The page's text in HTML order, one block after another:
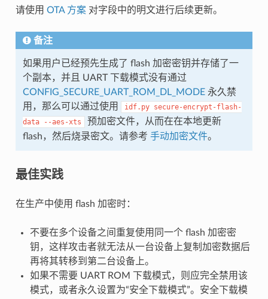
请使用 OTA 方案对字段中的明文进行后续更新。
备注
如果用户已经预先生成了 flash 加密密钥并存储了一
个副本，并且 UART 下载模式没有通过
CONFIG_SECURE_UART_ROM_DL_MODE永久禁
用，那么可以通过使用
idf.py secure-encrypt-flash-
data
--aes-xts
预加密文件，从而在在本地更新
flash，然后烧录密文。请参考 手动加密文件。
最佳实践
在生产中使用 flash 加密时：
不要在多个设备之间重复使用同一个 flash 加密密
钥，这样攻击者就无法从一台设备上复制加密数据后
再将其转移到第二台设备上。
如果不需要 UART ROM 下载模式，则应完全禁用该
模式，或者永久设置为“安全下载模式”。安全下载模